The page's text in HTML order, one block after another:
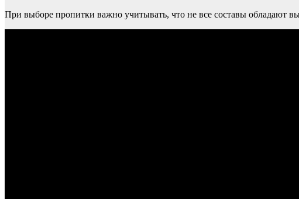
При выборе пропитки важно учитывать, что не все составы обладают